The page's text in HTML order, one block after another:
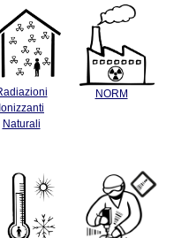
Ionizzanti
Naturali
NORM